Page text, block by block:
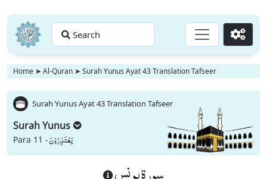
Search Go
Home ➤ Al-Quran ➤ Surah Yunus Ayat 43 Translation Tafseer
Surah Yunus Ayat 43 Translation Tafseer
Surah Yunus
Para 11 -یَعْتَذِرُوْنَ
سورة يونس